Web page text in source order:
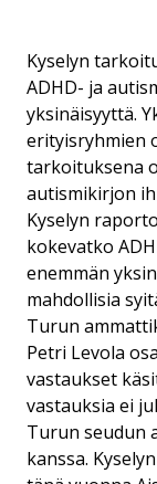
Kyselyn
ADHD- ja
yksinäisyyttä.
erityisryhmien
tarkoituksena
autismikirjon
Kyselyn
kokevatko
enemmän
mahdollisia
Turun
Petri Levola
vastaukset
vastauksia ei
Turun seudun
kanssa.